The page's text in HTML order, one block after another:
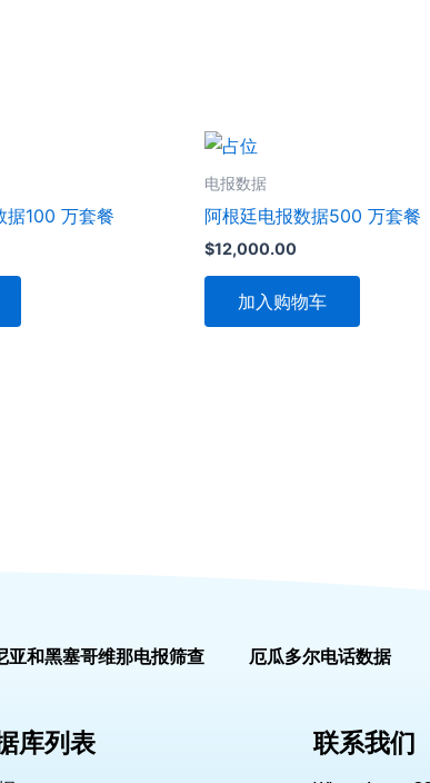
据100 万套餐
电报数据
阿根廷电报数据500 万套餐
$12,000.00
加入购物车
亚和黑塞哥维那电报筛查 厄瓜多尔电话数据
库列表 联系我们